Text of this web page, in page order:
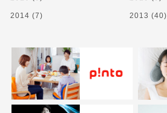
2014 (7) 2013 (40)